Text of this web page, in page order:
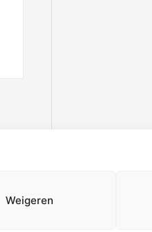
Weigeren